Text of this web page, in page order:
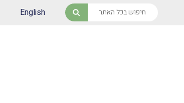
חיפוש English